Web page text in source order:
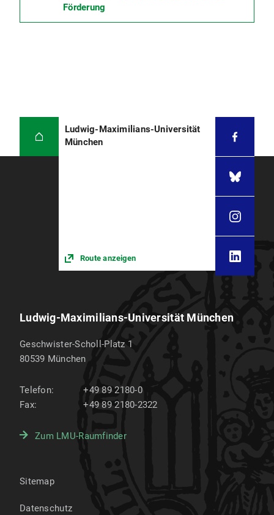
Förderung
Ludwig-Maximilians-Universität
München
Route anzeigen
Ludwig-Maximilians-Universität München
Geschwister-Scholl-Platz 1
80539 München
Telefon:
+49 89 2180-0
Fax:
+49 89 2180-2322
Zum LMU-Raumfinder
Sitemap
Datenschutz